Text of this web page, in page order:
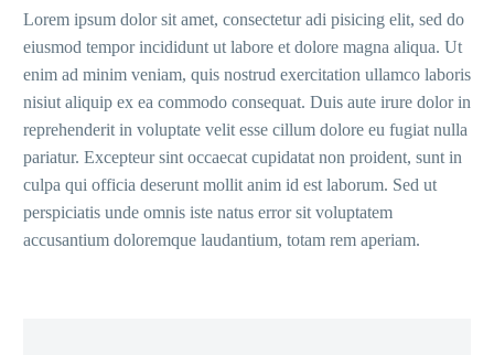
Lorem ipsum dolor sit amet, consectetur adi pisicing elit, sed do
eiusmod tempor incididunt ut labore et dolore magna aliqua. Ut
enim ad minim veniam, quis nostrud exercitation ullamco laboris
nisiut aliquip ex ea commodo consequat. Duis aute irure dolor in
reprehenderit in voluptate velit esse cillum dolore eu fugiat nulla
pariatur. Excepteur sint occaecat cupidatat non proident, sunt in
culpa qui officia deserunt mollit anim id est laborum. Sed ut
perspiciatis unde omnis iste natus error sit voluptatem
accusantium doloremque laudantium, totam rem aperiam.